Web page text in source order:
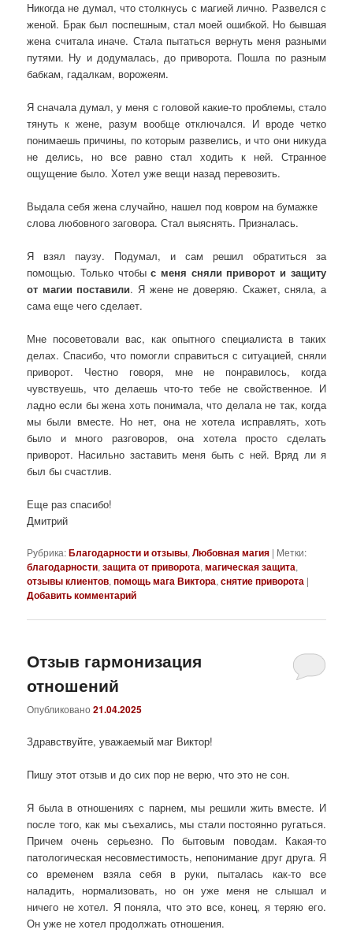
Никогда не думал, что столкнусь с магией лично. Развелся с
женой. Брак был поспешным, стал моей ошибкой. Но бывшая
жена считала иначе. Стала пытаться вернуть меня разными
путями. Ну и додумалась, до приворота. Пошла по разным
бабкам, гадалкам, ворожеям.
Я сначала думал, у меня с головой какие-то проблемы, стало
тянуть к жене, разум вообще отключался. И вроде четко
понимаешь причины, по которым развелись, и что они никуда
не делись, но все равно стал ходить к ней. Странное
ощущение было. Хотел уже вещи назад перевозить.
Выдала себя жена случайно, нашел под ковром на бумажке
слова любовного заговора. Стал выяснять. Призналась.
Я взял паузу. Подумал, и сам решил обратиться за
помощью. Только чтобыс меня сняли приворот и защиту
от магии поставили. Я жене не доверяю. Скажет, сняла, а
сама еще чего сделает.
Мне посоветовали вас, как опытного специалиста в таких
делах. Спасибо, что помогли справиться с ситуацией, сняли
приворот. Честно говоря, мне не понравилось, когда
чувствуешь, что делаешь что-то тебе не свойственное. И
ладно если бы жена хоть понимала, что делала не так, когда
мы были вместе. Но нет, она не хотела исправлять, хоть
было и много разговоров, она хотела просто сделать
приворот. Насильно заставить меня быть с ней. Вряд ли я
был бы счастлив.
Еще раз спасибо!
Дмитрий
Рубрика:Благодарности и отзывы,Любовная магия | Метки:
благодарности,защита от приворота,магическая защита,
отзывы клиентов,помощь мага Виктора,снятие приворота |
Добавить комментарий
Отзыв гармонизация
отношений
Опубликовано21.04.2025
Здравствуйте, уважаемый маг Виктор!
Пишу этот отзыв и до сих пор не верю, что это не сон.
Я была в отношениях с парнем, мы решили жить вместе. И
после того, как мы съехались, мы стали постоянно ругаться.
Причем очень серьезно. По бытовым поводам. Какая-то
патологическая несовместимость, непонимание друг друга. Я
со временем взяла себя в руки, пыталась как-то все
наладить, нормализовать, но он уже меня не слышал и
ничего не хотел. Я поняла, что это все, конец, я теряю его.
Он уже не хотел продолжать отношения.